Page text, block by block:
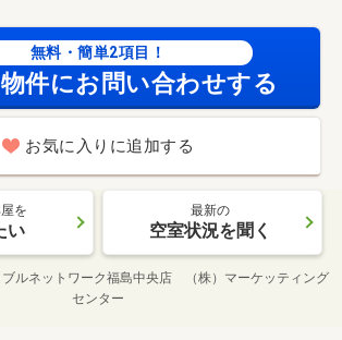
無料・簡単2項目！
件にお問い合わせする
お気に入りに追加する
を
い
最新の
空室状況を聞く
ブルネットワーク福島中央店 （株）マーケッティング
センター